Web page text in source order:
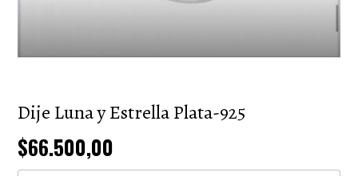
Dije Luna y Estrella Plata-925
$66.500,00